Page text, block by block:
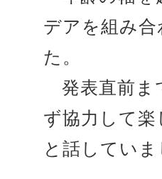
デアを組み
た。
発表直前ま
ず協力して
と話してい